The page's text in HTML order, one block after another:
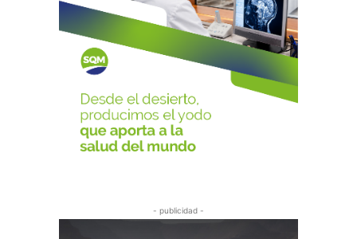
- publicidad -